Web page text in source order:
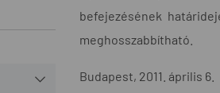
befejezésének
meghosszabbítható.
Budapest, 2011. április 6.